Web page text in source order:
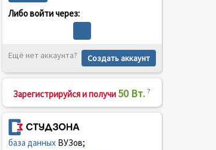
Либо войти через:
Ещё нет аккаунта? Создать аккаунт
Зарегистрируйся и получи 50 Вт. ?
база данныхВУЗов;